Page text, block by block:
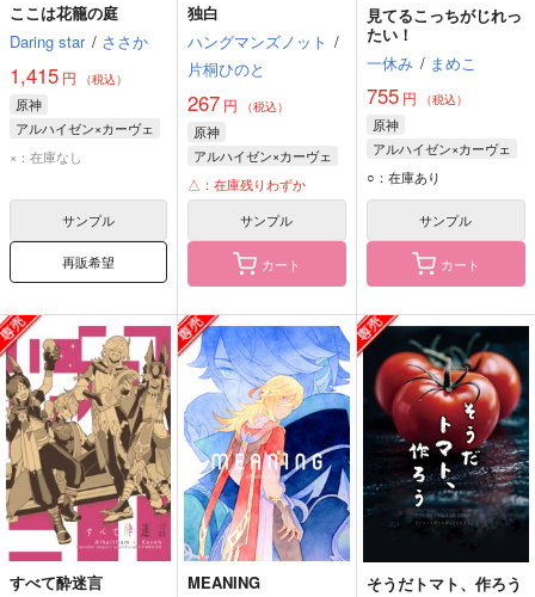
ここは花籠の庭
Daring star / ささか
1,415 円 （税込）
原神
アルハイゼン×カーヴェ
アルハイゼン
×：在庫なし
サンプル
再販希望
独白
ハングマンズノット /
片桐ひのと
267 円 （税込）
原神
アルハイゼン×カーヴェ
アルハイゼン
カーヴェ
△：在庫残りわずか
サンプル
カート
見てるこっちがじれっ
たい！
一休み / まめこ
755円 （税込）
原神
アルハイゼン×カーヴェ
○：在庫あり
サンプル
カート
すべて酔迷言
MEANING
そうだトマト、作ろう